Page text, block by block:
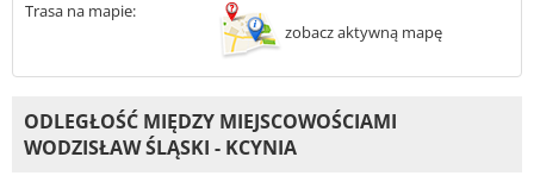
Trasa na mapie:
zobacz aktywną mapę
ODLEGŁOŚĆ MIĘDZY MIEJSCOWOŚCIAMI
WODZISŁAW ŚLĄSKI - KCYNIA